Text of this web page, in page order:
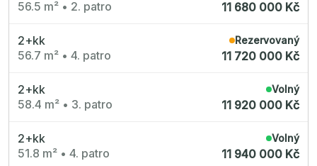
56.5 m² • 2. patro 11 680 000 Kč
2+kk
56.7 m² • 4. patro
Rezervovaný
11 720 000 Kč
2+kk
58.4 m² • 3. patro
Volný
11 920 000 Kč
2+kk
51.8 m² • 4. patro
Volný
11 940 000 Kč